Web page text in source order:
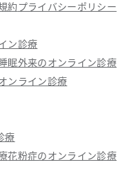
約プライバシーポリシー
ン診療
眠外来のオンライン診療
ンライン診療
療
花粉症のオンライン診療